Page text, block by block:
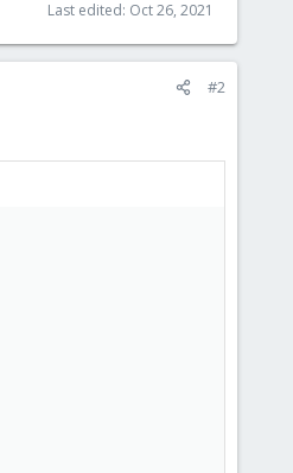
Last edited: Oct 26, 2021
#2